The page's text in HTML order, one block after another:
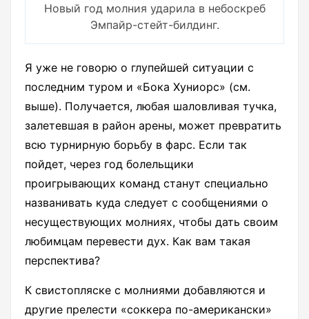
Новый год молния ударила в небоскреб
Эмпайр-стейт-билдинг.
Я уже не говорю о глупейшей ситуации с
последним туром и «Бока Хуниорс» (см.
выше). Получается, любая шаловливая тучка,
залетевшая в район арены, может превратить
всю турнирную борьбу в фарс. Если так
пойдет, через год болельщики
проигрывающих команд станут специально
названивать куда следует с сообщениями о
несуществующих молниях, чтобы дать своим
любимцам перевести дух. Как вам такая
перспектива?
К свистопляске с молниями добавляются и
другие прелести «соккера по-американски»